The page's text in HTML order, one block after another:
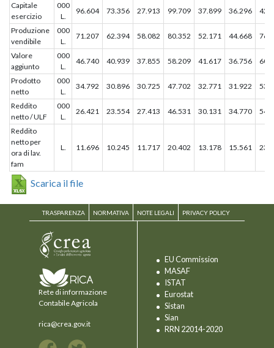
Capitale
esercizio
000
L.
96.604 73.356 27.913 99.709 37.899 36.296
Produzione
vendibile
000
L.
71.207 62.394 58.082 80.352 52.171 44.668
Valore
aggiunto
000
L.
46.740 40.939 37.855 58.209 41.617 36.756
Prodotto
netto
000
L.
34.792 30.896 30.725 47.702 32.771 31.922
Reddito
netto / ULF
000
L.
26.421 23.554 27.413 46.531 30.131 34.770
Reddito
netto per
ora di lav.
fam
L. 11.696 10.245 11.717 20.402 13.178 15.561
Scarica il file
TRASPARENZA NORMATIVA NOTE LEGALI PRIVACY POLICY
Rete di informazione
Contabile Agricola
rica@crea.gov.it
EU Commission
MASAF
ISTAT
Eurostat
Sistan
Sian
RRN 22014-2020